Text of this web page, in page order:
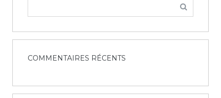
COMMENTAIRES RÉCENTS